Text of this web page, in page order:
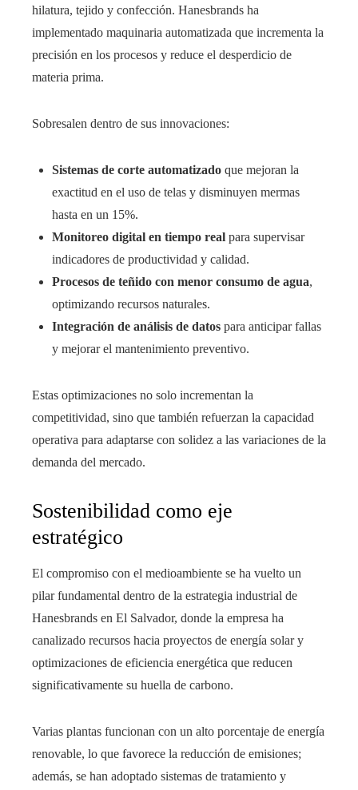
hilatura, tejido y confección. Hanesbrands ha
implementado maquinaria automatizada que incrementa la
precisión en los procesos y reduce el desperdicio de
materia prima.
Sobresalen dentro de sus innovaciones:
Sistemas de corte automatizado que mejoran la
exactitud en el uso de telas y disminuyen mermas
hasta en un 15%.
Monitoreo digital en tiempo real para supervisar
indicadores de productividad y calidad.
Procesos de teñido con menor consumo de agua,
optimizando recursos naturales.
Integración de análisis de datos para anticipar fallas
y mejorar el mantenimiento preventivo.
Estas optimizaciones no solo incrementan la
competitividad, sino que también refuerzan la capacidad
operativa para adaptarse con solidez a las variaciones de la
demanda del mercado.
Sostenibilidad como eje
estratégico
El compromiso con el medioambiente se ha vuelto un
pilar fundamental dentro de la estrategia industrial de
Hanesbrands en El Salvador, donde la empresa ha
canalizado recursos hacia proyectos de energía solar y
optimizaciones de eficiencia energética que reducen
significativamente su huella de carbono.
Varias plantas funcionan con un alto porcentaje de energía
renovable, lo que favorece la reducción de emisiones;
además, se han adoptado sistemas de tratamiento y